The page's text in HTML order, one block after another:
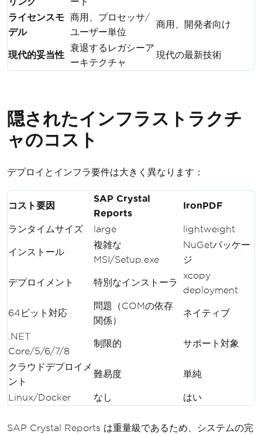
ライセンスモ
デル
商用、プロセッサ/
ユーザー単位
商用、開発者向け
現代的妥当性
衰退するレガシーア
ーキテクチャ
現代の最新技術
隠されたインフラストラクチ
ャのコスト
デプロイとインフラ要件は大きく異なります：
コスト要因
SAP Crystal
Reports
IronPDF
ランタイムサイズ large lightweight
インストール
複雑な
MSI/Setup.exe
NuGetパッケー
ジ
デプロイメント 特別なインストーラ
xcopy
deployment
64ビット対応
問題（COMの依存
関係）
ネイティブ
.NET
Core/5/6/7/8
制限的 サポート対象
クラウドデプロイメ
ント
難易度 単純
Linux/Docker なし はい
SAP Crystal Reports は重量級であるため、システムの完